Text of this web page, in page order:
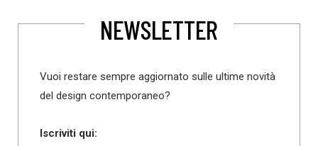
NEWSLETTER
Vuoi restare sempre aggiornato sulle ultime novità
del design contemporaneo?
Iscriviti qui: